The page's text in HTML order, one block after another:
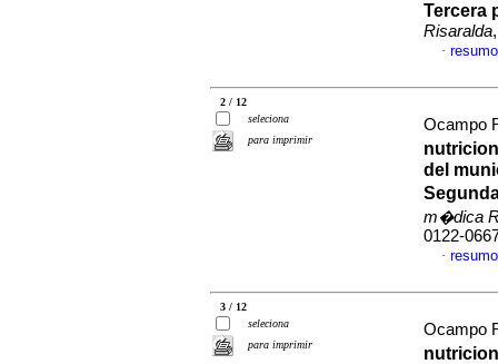
Tercera
Risaralda
·
2 / 12
seleciona
para imprimir
Ocampo
del
m�dica
0122-
·
3 / 12
seleciona
para imprimir
Ocampo